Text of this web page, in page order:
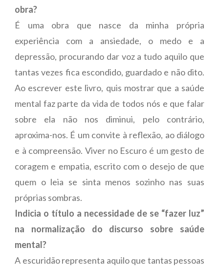
obra?
É uma obra que nasce da minha própria
experiência com a ansiedade, o medo e a
depressão, procurando dar voz a tudo aquilo que
tantas vezes fica escondido, guardado e não dito.
Ao escrever este livro, quis mostrar que a saúde
mental faz parte da vida de todos nós e que falar
sobre ela não nos diminui, pelo contrário,
aproxima-nos. É um convite à reflexão, ao diálogo
e à compreensão. Viver no Escuro é um gesto de
coragem e empatia, escrito com o desejo de que
quem o leia se sinta menos sozinho nas suas
próprias sombras.
Indicia o título a necessidade de se “fazer luz”
na normalização do discurso sobre saúde
mental?
A escuridão representa aquilo que tantas pessoas